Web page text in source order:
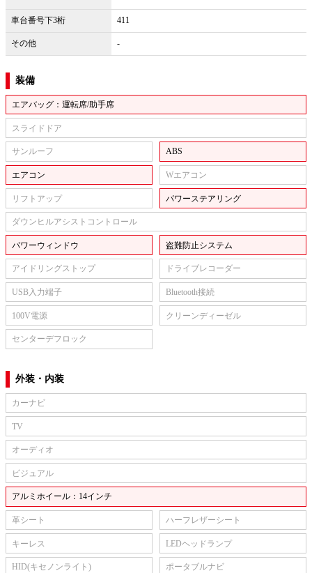
車台番号下3桁 411
その他 -
装備
エアバッグ：運転席/助手席
スライドドア
サンルーフ ABS
エアコン Wエアコン
リフトアップ パワーステアリング
ダウンヒルアシストコントロール
パワーウィンドウ 盗難防止システム
アイドリングストップ ドライブレコーダー
USB入力端子 Bluetooth接続
100V電源 クリーンディーゼル
センターデフロック
外装・内装
カーナビ
TV
オーディオ
ビジュアル
アルミホイール：14インチ
革シート ハーフレザーシート
キーレス LEDヘッドランプ
HID(キセノンライト) ポータブルナビ